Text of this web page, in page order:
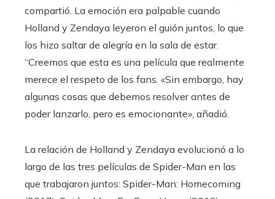
compartió. La emoción era palpable cuando
Holland y Zendaya leyeron el guión juntos, lo que
los hizo saltar de alegría en la sala de estar.
“Creemos que esta es una película que realmente
merece el respeto de los fans. «Sin embargo, hay
algunas cosas que debemos resolver antes de
poder lanzarlo, pero es emocionante», añadió.
La relación de Holland y Zendaya evolucionó a lo
largo de las tres películas de Spider-Man en las
que trabajaron juntos: Spider-Man: Homecoming